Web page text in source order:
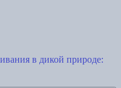
в дикой природе: